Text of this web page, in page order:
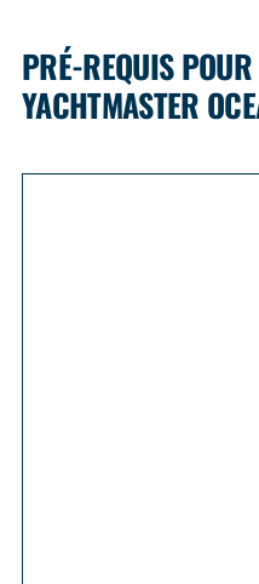
PRÉ-REQUIS POUR
YACHTMASTER